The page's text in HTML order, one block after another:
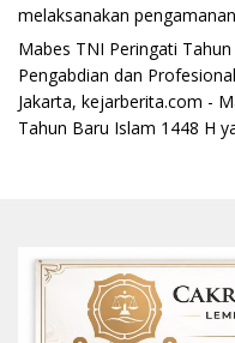
melaksanakan
Mabes TNI Peringati
Pengabdian dan
Jakarta, kejarberita.com -
Tahun Baru Islam 1448 H